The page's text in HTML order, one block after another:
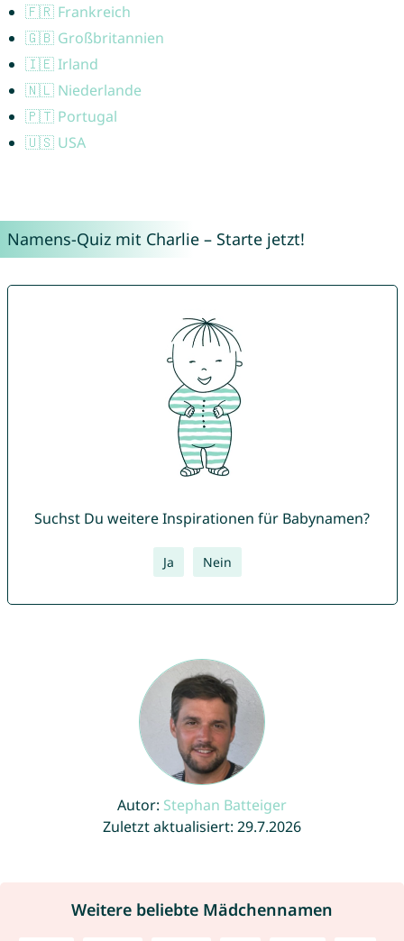
🇫🇷 Frankreich
🇬🇧 Großbritannien
🇮🇪 Irland
🇳🇱 Niederlande
🇵🇹 Portugal
🇺🇸 USA
Namens-Quiz mit Charlie – Starte jetzt!
Suchst Du weitere Inspirationen für Babynamen?
Ja Nein
Autor: Stephan Batteiger
Zuletzt aktualisiert: 29.7.2026
Weitere beliebte Mädchennamen